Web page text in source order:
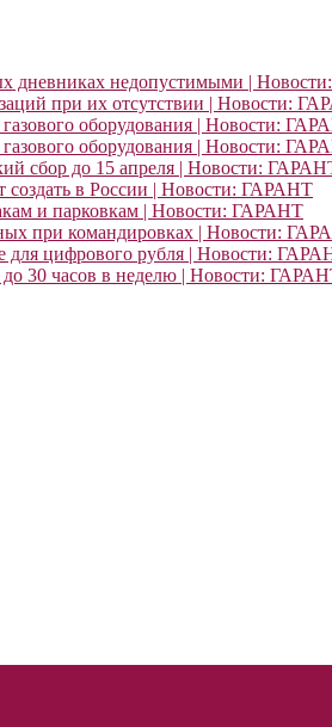
дневниках недопустимыми |
при их отсутствии | Новости:
газового оборудования | Новости:
газового оборудования | Новости:
сбор до 15 апреля | Новости:
в России | Новости: ГАРАНТ
и парковкам | Новости: ГАРАНТ
при командировках | Новости:
для цифрового рубля | Новости:
до 30 часов в неделю | Новости: